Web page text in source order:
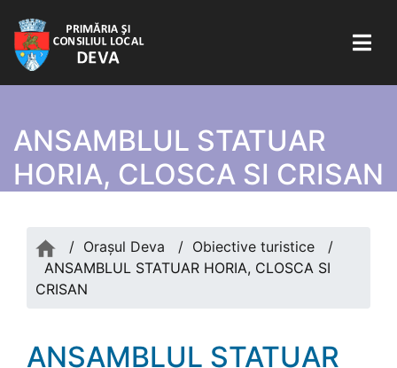
ANSAMBLUL STATUAR
HORIA, CLOSCA SI CRISAN
/ Orașul Deva / Obiective turistice
/
ANSAMBLUL STATUAR HORIA, CLOSCA SI
CRISAN
ANSAMBLUL STATUAR